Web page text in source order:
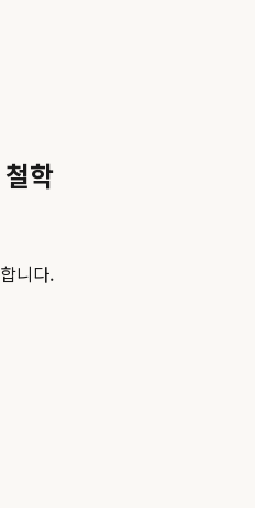
학
니다.